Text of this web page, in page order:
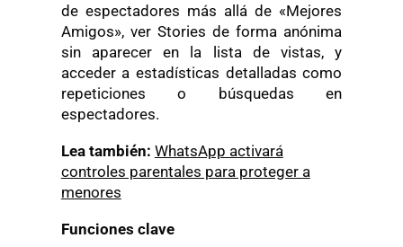
de espectadores más allá de «Mejores
Amigos», ver Stories de forma anónima
sin aparecer en la lista de vistas, y
acceder a estadísticas detalladas como
repeticiones o búsquedas en
espectadores.
Lea también: WhatsApp activará
controles parentales para proteger a
menores
Funciones clave